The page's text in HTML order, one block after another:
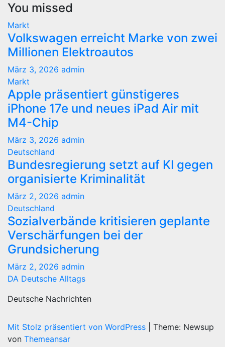
You missed
Markt
Volkswagen erreicht Marke von zwei
Millionen Elektroautos
März 3, 2026 admin
Markt
Apple präsentiert günstigeres
iPhone 17e und neues iPad Air mit
M4-Chip
März 3, 2026 admin
Deutschland
Bundesregierung setzt auf KI gegen
organisierte Kriminalität
März 2, 2026 admin
Deutschland
Sozialverbände kritisieren geplante
Verschärfungen bei der
Grundsicherung
März 2, 2026 admin
DA Deutsche Alltags
Deutsche Nachrichten
Mit Stolz präsentiert von WordPress
Theme: Newsup
von Themeansar